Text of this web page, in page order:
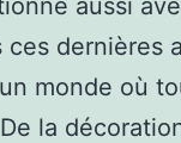
ces dernières
monde où
la